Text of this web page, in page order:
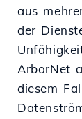
aus
der
ArborNet
diesem